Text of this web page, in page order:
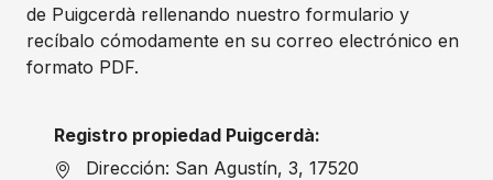
de Puigcerdà rellenando nuestro formulario y
recíbalo cómodamente en su correo electrónico en
formato PDF.
Registro propiedad Puigcerdà:
Dirección: San Agustín, 3, 17520